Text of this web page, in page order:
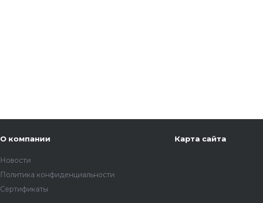
О компании
Новости
Политика конфиденциальности
Сертификаты
Карта сайта